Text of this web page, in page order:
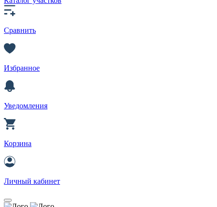
Сравнить
Избранное
Уведомления
Корзина
Личный кабинет